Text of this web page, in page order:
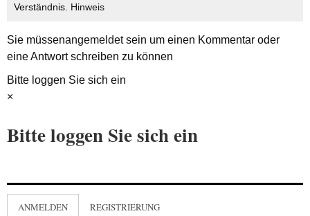
Verständnis. Hinweis
Sie müssenangemeldetsein um einen Kommentar oder
eine Antwort schreiben zu können
Bitte loggen Sie sich ein
×
Bitte loggen Sie sich ein
ANMELDEN REGISTRIERUNG